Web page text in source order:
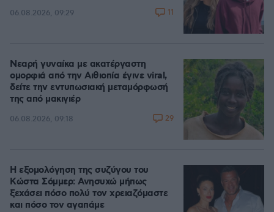
06.08.2026, 09:29 11
Νεαρή γυναίκα με ακατέργαστη
ομορφιά από την Αιθιοπία έγινε viral,
δείτε την εντυπωσιακή μεταμόρφωσή
της από μακιγιέρ
06.08.2026, 09:18 29
Η εξομολόγηση της συζύγου του
Κώστα Σόμμερ: Ανησυχώ μήπως
ξεχάσει πόσο πολύ τον χρειαζόμαστε
και πόσο τον αγαπάμε